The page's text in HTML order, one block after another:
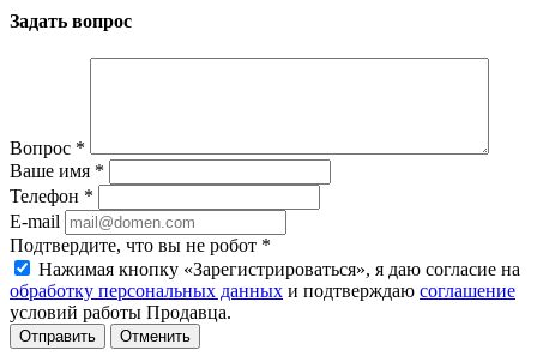
Задать вопрос
Вопрос *
Ваше имя *
Телефон *
E-mail
Подтвердите, что вы не робот *
Нажимая кнопку «Зарегистрироваться», я даю согласие на
обработку персональных данных и подтверждаю соглашение
условий работы Продавца.
Отменить